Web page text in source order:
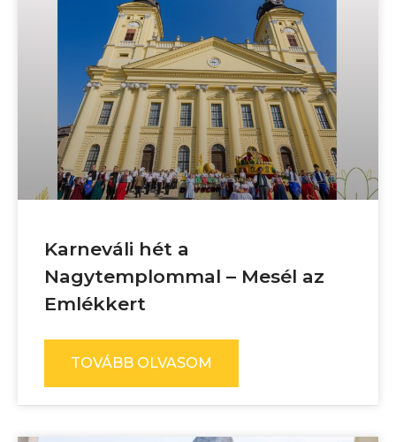
Karneváli hét a
Nagytemplommal – Mesél az
Emlékkert
TOVÁBB OLVASOM